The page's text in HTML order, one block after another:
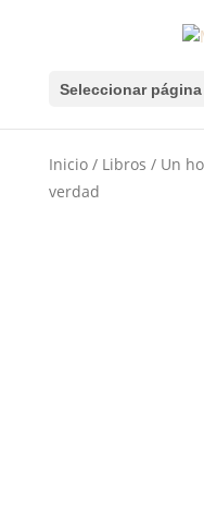
Seleccionar página
Inicio/ Libros / Un
verdad